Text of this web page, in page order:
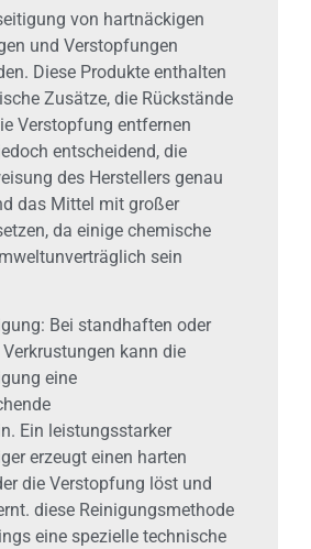
von hartnäckigen
und Verstopfungen
Diese Produkte enthalten
Zusätze, die Rückstände
Verstopfung entfernen
entscheidend, die
des Herstellers genau
das Mittel mit großer
da einige chemische
sein
Bei standhaften oder
kann die
eine
Ein leistungsstarker
erzeugt einen harten
die Verstopfung löst und
diese Reinigungsmethode
eine spezielle technische